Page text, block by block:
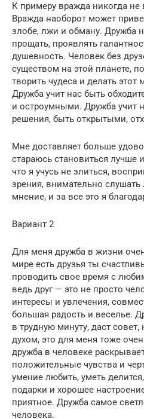
К примеру вражда никогда не
Вражда наоборот может
злобе, лжи и обману. Дружба
прощать, проявлять
душевность. Человек без
существом на этой планете,
творить чудеса и делать этот
Дружба учит нас быть
и остроумными. Дружба учит
решения, быть открытыми,
Мне доставляет больше
стараюсь становиться лучше
что я учусь не злиться,
зрения, внимательно
мнение, и за все это я
Вариант 2
Для меня дружба в жизни
мире есть друзья ты
проводить свое время с
ведь друг — это не просто
интересы и увлечения,
большая радость и веселье.
в трудную минуту, даст
духом, это для меня тоже
дружба в человеке
положительные чувства и
умение любить, уметь
подарки и хорошее
приятное. Дружба самое
человека.